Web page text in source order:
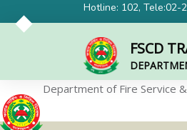
Hotline: 102, Tele:02-
FSCD
Department of Fire Service